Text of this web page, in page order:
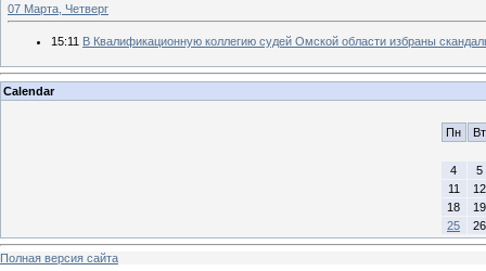
07 Марта, Четверг
15:11 В Квалификационную коллегию судей Омской области избраны
Calendar
Пн Вт
4
5
11
12
18
19
25
26
Полная версия сайта